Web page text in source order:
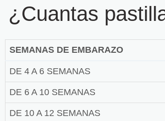
¿Cuantas
SEMANAS DE EMBARAZO
DE 4 A 6 SEMANAS
DE 6 A 10 SEMANAS
DE 10 A 12 SEMANAS